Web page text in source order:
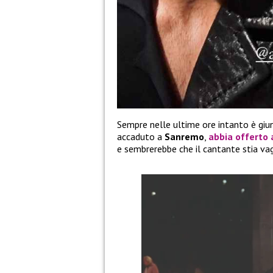
Sempre nelle ultime ore intanto è
accaduto a Sanremo abbia offerto
e sembrerebbe che il cantante stia